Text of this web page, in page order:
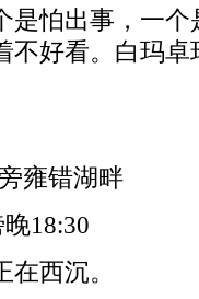
是怕出事，一
不好看。白玛
雍错湖畔
晚18:30
西沉。